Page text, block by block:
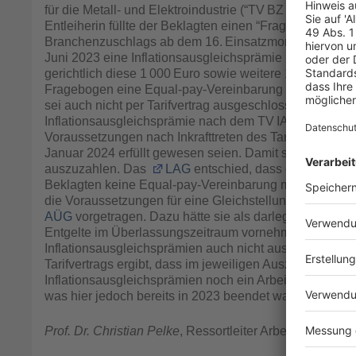
für die Metall- und Elektroindustrie (“TV BZ ME”)
Entleiherin füllte der Beklagten einen “Fragebogen
Branchenzuschlags ab dem 16. Einsatzmonat” aus.
Juni 2023 eine Inflationsausgleichsprämie i. H. v. 1
gerichtlich diese 1 000 Euro sowie weitere 1 200 Euro
Fragebogen eine Equal-pay-Vereinbarung zwischen
sei auch nicht per Tarifvertrag ausgeschlossen
Inflationsausgleichsprämie nach dem TV IAP ME
Voraussetzungen nach Inkrafttreten des Tarifvertrages,
Januar 2024 erfüllt gewesen seien. Damit sei die
auszuzahlen. Das
LAG entschied, dass der von der
Beklagten keine Equal-pay-Vereinbarung mit deren
die Voraussetzungen für eine Gleichstellung mit den
AÜG vorgetragen. Dazu hätte sie als darlegungs- und
Entgelte im Überlassungszeitraum vornehmen
Inflationsausgleichsprämien auch nicht aus dem TV
Tarifvertrags ergibt, dass im jeweiligen
Inflationsausgleichsprämien noch ein
was hier jedoch bereits in 2023 beendet war.
Prof. Dr. Christian Pelke, Ressortleiter Arbeitsrecht